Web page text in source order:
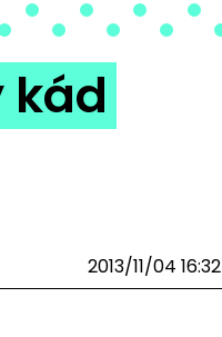
kád
2013/11/04 16:32